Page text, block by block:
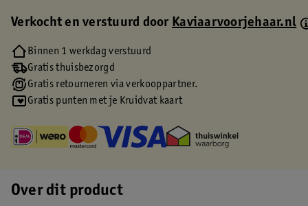
Verkocht en verstuurd doorKaviaarvoorjehaar.nl
Binnen 1 werkdag verstuurd
Gratis thuisbezorgd
Gratis retourneren via verkooppartner.
Gratis punten met je Kruidvat kaart
Over dit product